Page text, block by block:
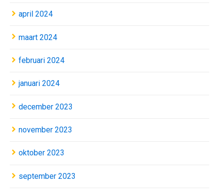
april 2024
maart 2024
februari 2024
januari 2024
december 2023
november 2023
oktober 2023
september 2023